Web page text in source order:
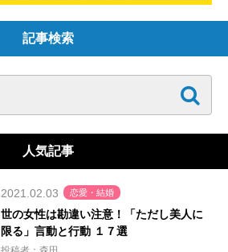
記事検索
人気記事
2021.02.03 恋愛・結婚
世の女性は勘違い注意！「ただし美人に
限る」言動と行動 １７選